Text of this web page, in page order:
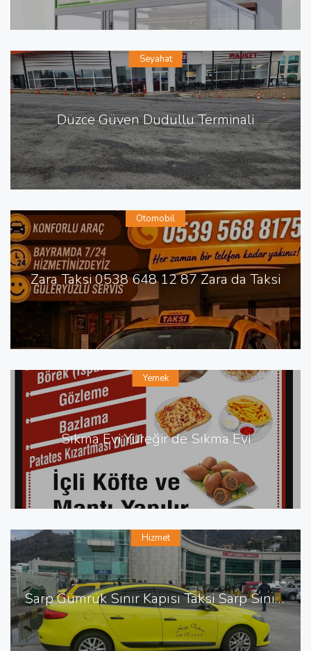
Düzce Güven Dudullu Terminali
Seyahat
Zara Taksi 0538 648 12 87 Zara da Taksi
Otomobil
Sıkma Evi Yüreğir de Sıkma Evi
Yemek
Sarp Gümrük Sınır Kapısı Taksi Sarp Sınır Kapısı En Yakın Taksi
Hizmet